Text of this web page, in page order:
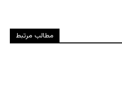
مطالب مرتبط